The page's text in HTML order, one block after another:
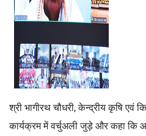
श्री भागीरथ चौधरी, केन्द्रीय कृषि एवं
कार्यक्रम में वर्चुअली जुड़े और कहा कि